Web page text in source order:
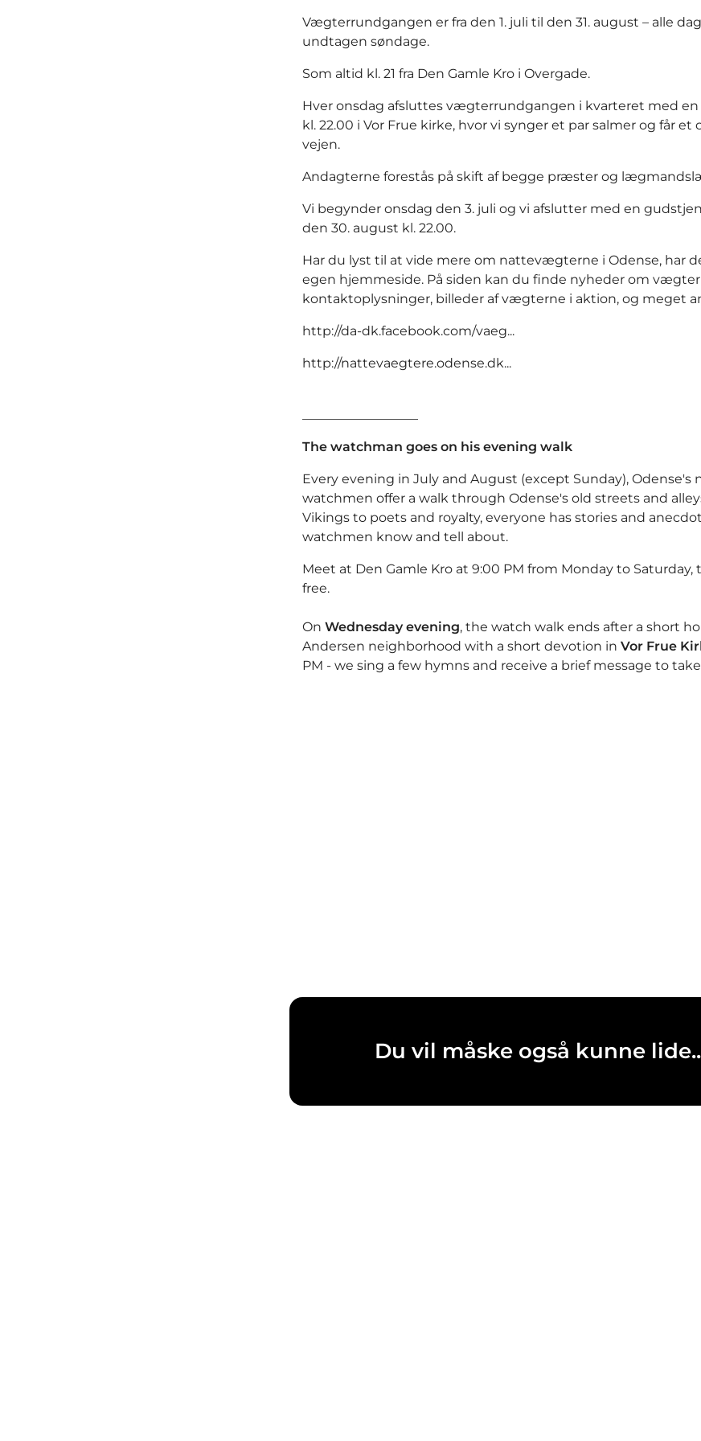
Vægterrundgangen er fra den 1. juli til den 31. august – alle
undtagen søndage.
Som altid kl. 21 fra Den Gamle Kro i Overgade.
Hver onsdag afsluttes vægterrundgangen i kvarteret med
kl. 22.00 i Vor Frue kirke, hvor vi synger et par salmer og får et
vejen.
Andagterne forestås på skift af begge præster og
Vi begynder onsdag den 3. juli og vi afslutter med en
den 30. august kl. 22.00.
Har du lyst til at vide mere om nattevægterne i Odense, har
egen hjemmeside. På siden kan du finde nyheder om
kontaktoplysninger, billeder af vægterne i aktion, og meget
http://da-dk.facebook.com/vaeg...
http://nattevaegtere.odense.dk...
The watchman goes on his evening walk
Every evening in July and August (except Sunday), Odense's
watchmen offer a walk through Odense's old streets and
Vikings to poets and royalty, everyone has stories and
watchmen know and tell about.
Meet at Den Gamle Kro at 9:00 PM from Monday to Saturday,
free.
On Wednesday evening, the watch walk ends after a short
Andersen neighborhood with a short devotion in Vor Frue
PM - we sing a few hymns and receive a brief message to
Du vil måske også kunne